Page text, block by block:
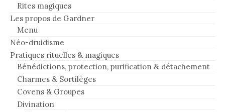
Rites magiques
Les propos de Gardner
Menu
Néo-druidisme
Pratiques rituelles & magiques
Bénédictions, protection, purification & détachement
Charmes & Sortilèges
Covens & Groupes
Divination